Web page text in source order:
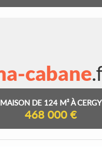
MAISON DE 124 M² À CERGY
468 000 €